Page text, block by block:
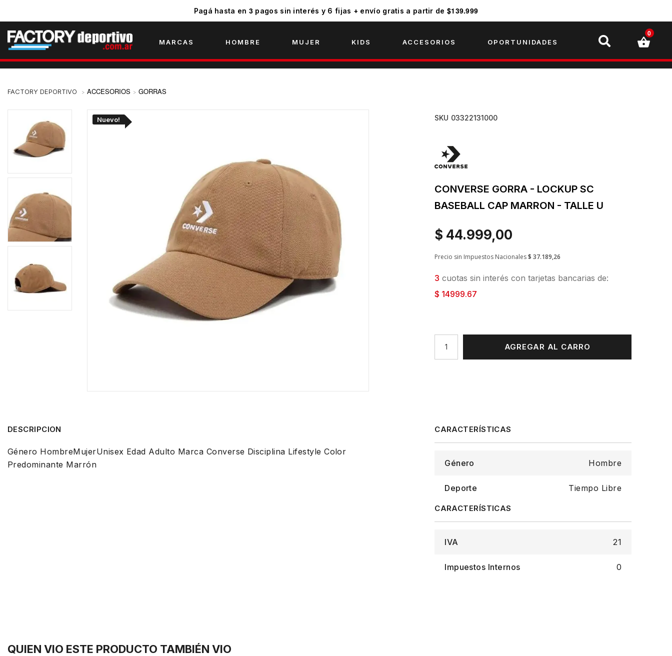
Pagá hasta en 3 pagos sin interés y 6 fijas + envío gratis a partir de $139.999
MARCAS HOMBRE MUJER KIDS ACCESORIOS OPORTUNIDADES
0
ACCESORIOS GORRAS
Nuevo! SKU 03322131000
CONVERSE GORRA - LOCKUP SC
BASEBALL CAP MARRON - TALLE U
$ 44.999,00
Precio sin Impuestos Nacionales$ 37.189,26
3 cuotas sin interés con tarjetas bancarias de:
$ 14999.67
AGREGAR AL CARRO
DESCRIPCION
Género HombreMujerUnisex Edad Adulto Marca Converse Disciplina Lifestyle Color
Predominante Marrón
Género Hombre
Deporte Tiempo Libre
IVA 21
Impuestos Internos 0
QUIEN VIO ESTE PRODUCTO TAMBIÉN VIO